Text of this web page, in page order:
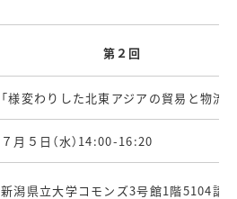
第２回
「様変わりした北東アジアの貿易と物流」
７月５日（水）14:00-16:20
新潟県立大学コモンズ3号館1階5104講